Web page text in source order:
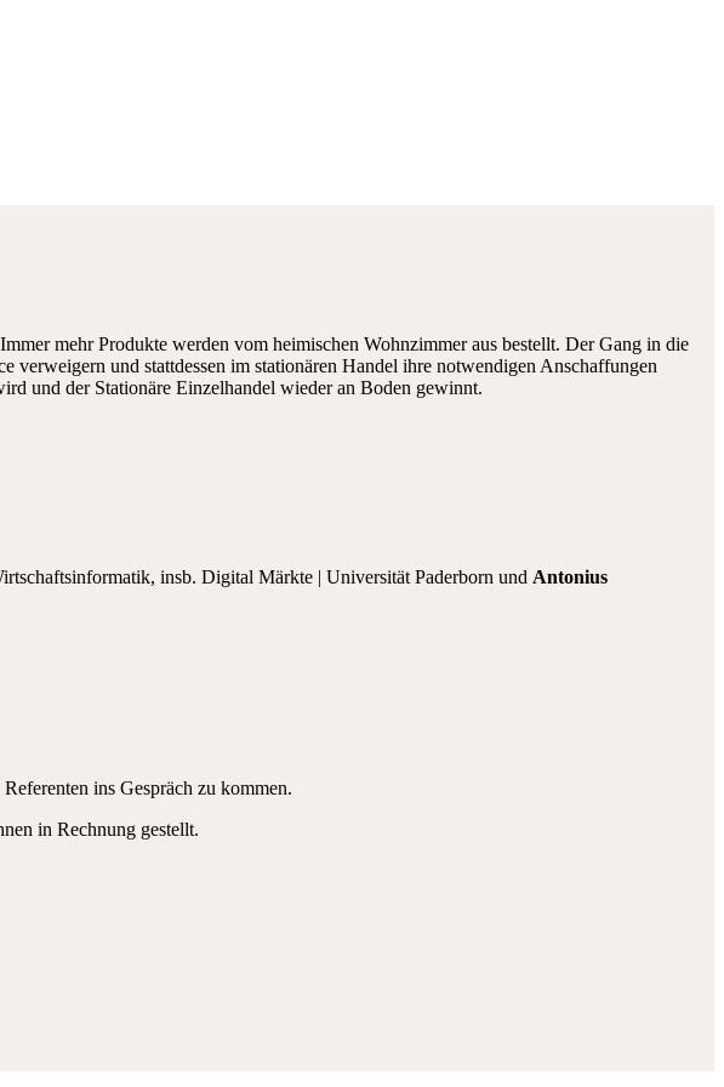
mehr Produkte werden vom heimischen Wohnzimmer aus bestellt. Der Gang in die
und stattdessen im stationären Handel ihre notwendigen Anschaffungen
und der Stationäre Einzelhandel wieder an Boden gewinnt.
insb. Digital Märkte | Universität Paderborn und Antonius
ins Gespräch zu kommen.
in Rechnung gestellt.